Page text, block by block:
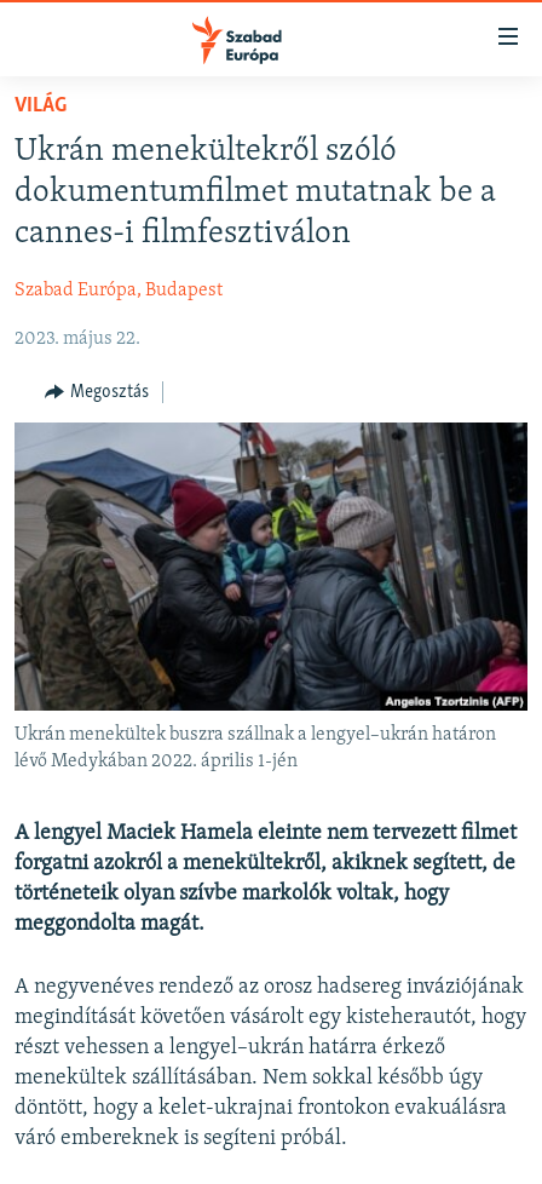
Akadálymentes
Ugrás
oldalra
tartalomjegyzékre
NAPIRENDEN
AKTUÁLIS
PODCASTOK
ELEMZŐ
NER15
SZABADON
DEMOKRÁCIA
A PÉNZ NYOMÁBAN
EURÓPAI UNIÓ
VILÁG
KLÍMAVÁLTOZÁS
A MÚLT TANULSÁGAI
KÖVESSEN MINKET!
Valamennyi RFE/RL weboldal
VILÁG
Ukrán menekültekről szóló
dokumentumfilmet mutatnak be a
cannes-i filmfesztiválon
Szabad Európa, Budapest
2023. május 22.
Megosztás
Ukrán menekültek buszra szállnak a lengyel–ukrán határon
lévő Medykában 2022. április 1-jén
A lengyel Maciek Hamela eleinte nem tervezett filmet
forgatni azokról a menekültekről, akiknek segített, de
történeteik olyan szívbe markolók voltak, hogy
meggondolta magát.
A negyvenéves rendező az orosz hadsereg inváziójának
megindítását követően vásárolt egy kisteherautót, hogy
részt vehessen a lengyel–ukrán határra érkező
menekültek szállításában. Nem sokkal később úgy
döntött, hogy a kelet-ukrajnai frontokon evakuálásra
váró embereknek is segíteni próbál.
FELIRATKOZÁS
Spotify